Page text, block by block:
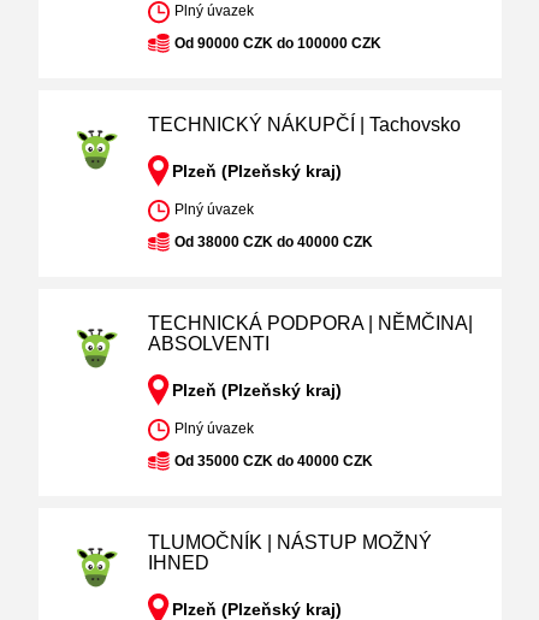
Plný úvazek
Od 90000 CZK do 100000 CZK
TECHNICKÝ NÁKUPČÍ | Tachovsko
Plzeň (Plzeňský kraj)
Plný úvazek
Od 38000 CZK do 40000 CZK
TECHNICKÁ PODPORA | NĚMČINA|
ABSOLVENTI
Plzeň (Plzeňský kraj)
Plný úvazek
Od 35000 CZK do 40000 CZK
TLUMOČNÍK | NÁSTUP MOŽNÝ
IHNED
Plzeň (Plzeňský kraj)